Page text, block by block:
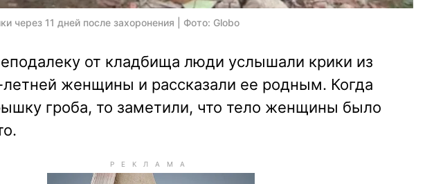
через 11 дней после захоронения | Фото: Globo
от кладбища люди услышали крики из
женщины и рассказали ее родным. Когда
гроба, то заметили, что тело женщины было